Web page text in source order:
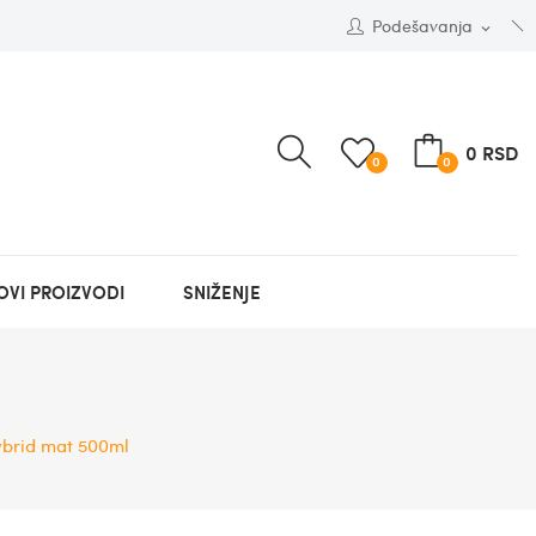
Podešavanja expand_more
0 RSD
0
0
PROIZVODI SNIŽENJE
mat 500ml